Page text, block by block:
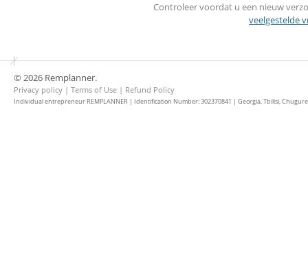
Controleer voordat u een nieuw
veelgestelde
© 2026 Remplanner.
Privacy policy | Terms of Use | Refund Policy
Individual entrepreneur REMPLANNER | Identification Number: 302370841 | Georgia, Tbilisi,